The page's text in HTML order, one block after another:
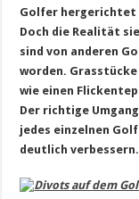
Golfer hergerichtet
Doch die Realität
sind von anderen
worden.
wie einen
Der richtige
jedes einzelnen
deutlich verbessern.